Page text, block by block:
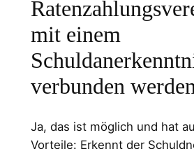
mit einem
verbunden
Ja, das ist möglich und hat
Vorteile: Erkennt der